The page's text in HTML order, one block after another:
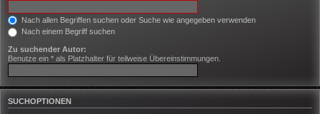
Nach allen Begriffen suchen oder Suche wie angegeben verwenden
Nach einem Begriff suchen
Zu suchender Autor:
Benutze ein * als Platzhalter für teilweise Übereinstimmungen.
SUCHOPTIONEN